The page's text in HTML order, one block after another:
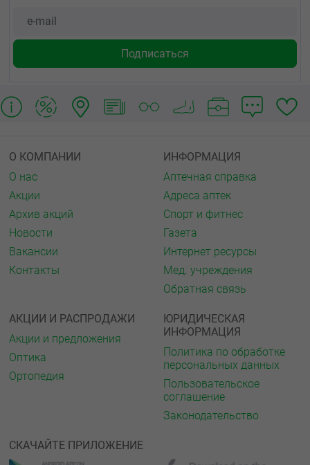
О КОМПАНИИ
О нас
Акции
Архив акций
Новости
Вакансии
Контакты
ИНФОРМАЦИЯ
Аптечная справка
Адреса аптек
Спорт и фитнес
Газета
Интернет ресурсы
Мед. учреждения
Обратная связь
АКЦИИ И РАСПРОДАЖИ
Акции и предложения
Оптика
Ортопедия
ЮРИДИЧЕСКАЯ
ИНФОРМАЦИЯ
Политика по обработке
персональных данных
Пользовательское
соглашение
Законодательство
СКАЧАЙТЕ ПРИЛОЖЕНИЕ